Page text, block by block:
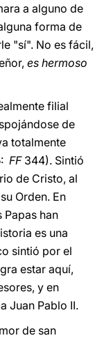
a alguno de
forma de
"sí". No es fácil,
es hermoso
filial
de
totalmente
FF344). Sintió
de Cristo, al
Orden. En
han
es una
sintió por el
estar aquí,
y en
Juan Pablo II.
de san